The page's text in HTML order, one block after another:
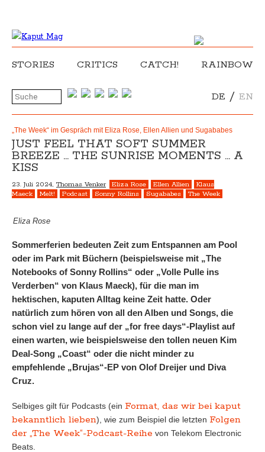
STORIES CRITICS CATCH! RAINBOW
DE / EN
„The Week“ im Gespräch mit Eliza Rose, Ellen Allien und Sugababes
JUST FEEL THAT SOFT SUMMER
BREEZE … THE SUNRISE MOMENTS … A
KISS
23. Juli 2024, Thomas Venker Eliza Rose Ellen Allien
Klaus
Maeck
Melt! Podcast Sonny Rollins Sugababes The Week
Eliza Rose
Sommerferien bedeuten Zeit zum Entspannen am Pool
oder im Park mit Büchern (beispielsweise mit „The
Notebooks of Sonny Rollins“ oder „Volle Pulle ins
Verderben“ von Klaus Maeck), für die man im
hektischen, kaputen Alltag keine Zeit hatte. Oder
natürlich zum hören von all den Alben und Songs, die
schon viel zu lange auf der „for free days“-Playlist auf
einen warten, wie beispielsweise den tollen neuen Kim
Deal-Song „Coast“ oder die nicht minder zu
empfehlende „Brujas“-EP von Olof Dreijer und Diva
Cruz.
Selbiges gilt für Podcasts (ein Format, das wir bei kaput
bekanntlich lieben), wie zum Beispiel die letzten Folgen
der „The Week“-Podcast-Reihe von Telekom Electronic
Beats.